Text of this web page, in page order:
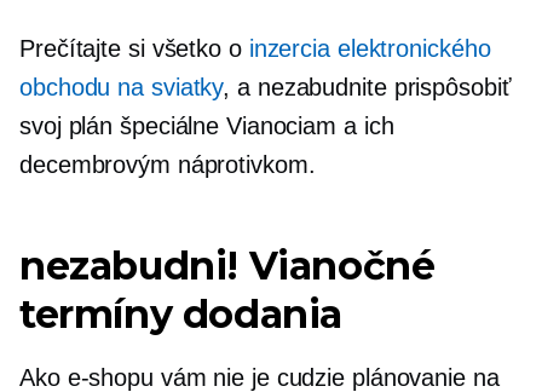
Prečítajte si všetko o inzercia elektronického
obchodu na sviatky, a nezabudnite prispôsobiť
svoj plán špeciálne Vianociam a ich
decembrovým náprotivkom.
nezabudni! Vianočné
termíny dodania
Ako e-shopu vám nie je cudzie plánovanie na